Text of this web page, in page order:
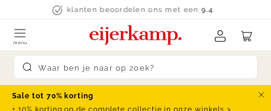
Skip to contentklanten beoordelen ons met een 9.4
Submit search
menu
Sale tot 70% korting